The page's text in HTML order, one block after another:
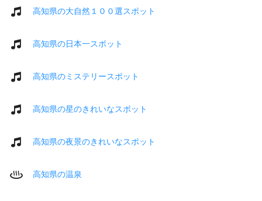
高知県の大自然１００選スポット
高知県の日本一スポット
高知県のミステリースポット
高知県の星のきれいなスポット
高知県の夜景のきれいなスポット
高知県の温泉